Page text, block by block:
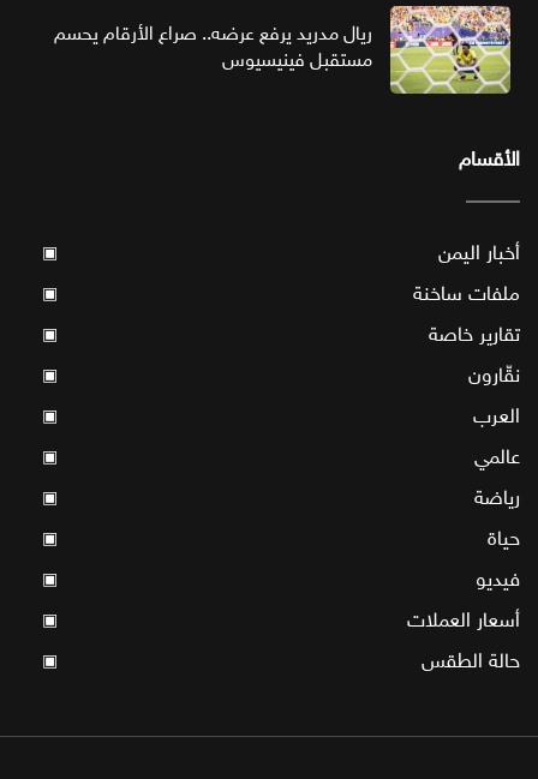
ريال مدريد يرفع عرضه.. صراع الأرقام يحسم
مستقبل فينيسيوس
الأقسام
أخبار اليمن ▣
ملفات ساخنة ▣
تقارير خاصة ▣
نقّارون ▣
العرب ▣
عالمي ▣
رياضة ▣
حياة ▣
فيديو ▣
أسعار العملات ▣
حالة الطقس ▣